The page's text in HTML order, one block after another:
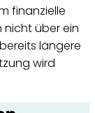
finanzielle
nicht über ein
längere
wird